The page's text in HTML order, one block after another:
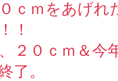
ｃｍをあげれ
！
２０ｃｍ＆今
了。